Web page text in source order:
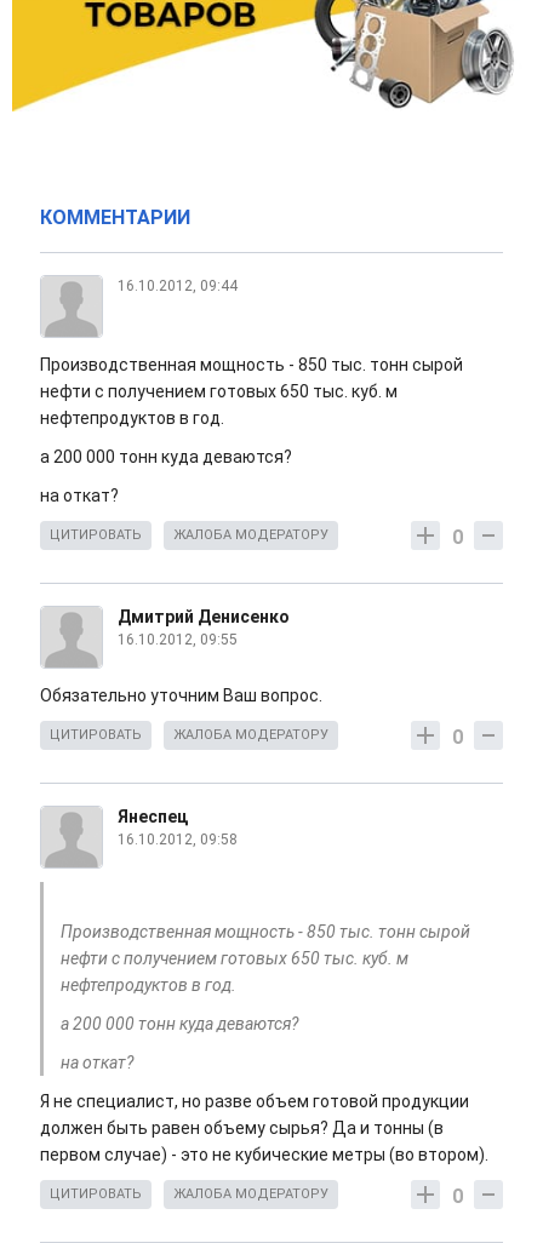
КОММЕНТАРИИ
16.10.2012, 09:44
Производственная мощность - 850 тыс. тонн сырой
нефти с получением готовых 650 тыс. куб. м
нефтепродуктов в год.
а 200 000 тонн куда деваются?
на откат?
0
ЦИТИРОВАТЬ ЖАЛОБА МОДЕРАТОРУ
Дмитрий Денисенко
16.10.2012, 09:55
Обязательно уточним Ваш вопрос.
0
ЦИТИРОВАТЬ ЖАЛОБА МОДЕРАТОРУ
Янеспец
16.10.2012, 09:58
Производственная мощность - 850 тыс. тонн сырой
нефти с получением готовых 650 тыс. куб. м
нефтепродуктов в год.
а 200 000 тонн куда деваются?
на откат?
Я не специалист, но разве объем готовой продукции
должен быть равен объему сырья? Да и тонны (в
первом случае) - это не кубические метры (во втором).
0
ЦИТИРОВАТЬ ЖАЛОБА МОДЕРАТОРУ